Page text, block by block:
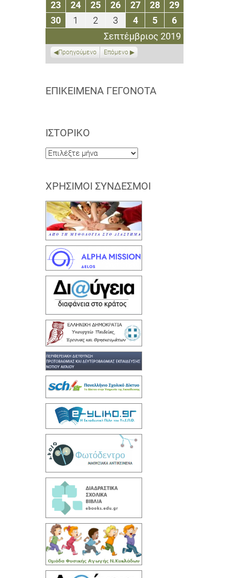
Σεπτέμβριος 2019
2019201920192019201920192019
2323
Σεπτεμβρίου
2019
2424
Σεπτεμβρίου
2019
2525
Σεπτεμβρίου
2019
2626
Σεπτεμβρίου
2019
2727
Σεπτεμβρίου
2019
2828
Σεπτεμβρίου
2019
2929
2019
3030
Σεπτεμβρίου
1
Οκτωβρίου
2
Οκτωβρίου
2019
3
Οκτωβρίου
2019
44
Οκτωβρίου
2019
55
Οκτωβρίου
2019
66
Οκτωβρίου
2019
Προηγούμενο Επόμενο
ΕΠΙΚΕΊΜΕΝΑ ΓΕΓΟΝΌΤΑ
ΙΣΤΟΡΙΚΌ
Ιστορικό
ΧΡΉΣΙΜΟΙ ΣΎΝΔΕΣΜΟΙ